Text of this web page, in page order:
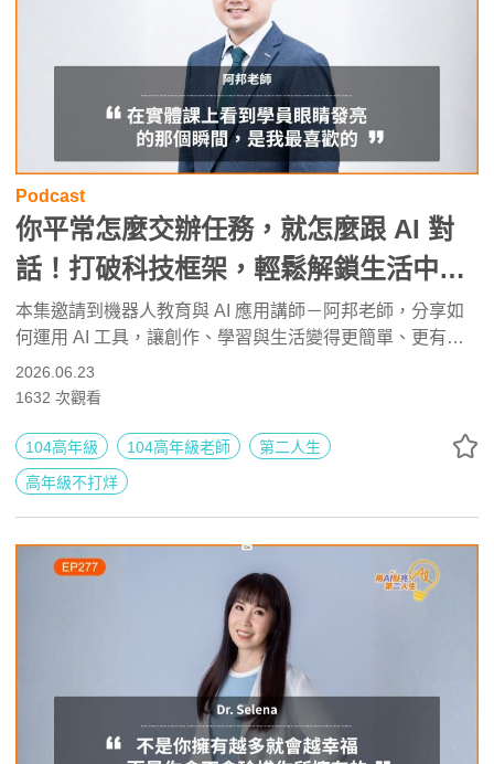
Podcast
你平常怎麼交辦任務，就怎麼跟 AI 對
話！打破科技框架，輕鬆解鎖生活中最
得力的創作夥伴 ft.阿邦老師 | 高年級不
打烊 x 用 AI 點亮第二人生 EP278
本集邀請到機器人教育與 AI 應用講師－阿邦老師，分享如
何運用 AI 工具，讓創作、學習與生活變得更簡單、更有
趣。
2026.06.23
1632 次觀看
104高年級 104高年級老師
第二人生
高年級不打烊